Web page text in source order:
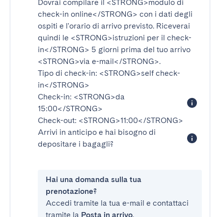
Dovrai compilare il <STRONG>modulo di
check-in online</STRONG> con i dati degli
ospiti e l'orario di arrivo previsto. Riceverai
quindi le <STRONG>istruzioni per il check-
in</STRONG> 5 giorni prima del tuo arrivo
<STRONG>via e-mail</STRONG>.
Tipo di check-in: <STRONG>self check-
in</STRONG>
Check-in: <STRONG>da
15:00</STRONG>
Check-out: <STRONG>11:00</STRONG>
Arrivi in anticipo e hai bisogno di
depositare i bagagli?
Hai una domanda sulla tua
prenotazione?
Accedi tramite la tua e-mail e contattaci
tramite la Posta in arrivo.